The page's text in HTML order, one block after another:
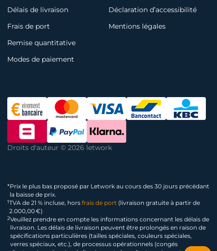
Délais de livraison
Frais de port
Remise quantitative
Modes de paiement
Déclaration d’accessibilité
Mentions légales
Droits d'auteur © 2026 letwork
*Prix le plus bas proposé par Letwork au cours des 30 jours précédant
la baisse de prix.
1TVA de 21 % incluse, hors frais de port (livraison gratuite à partir de
2.000,00 €)
2Veuillez prendre en compte les informations concernant les délais de
livraison. Les délais de livraison peuvent être prolongés en raison de
spécifications particulières (tailles spéciales, couleurs spéciales,
verres spéciaux, etc.), de processus opérationnels (congés